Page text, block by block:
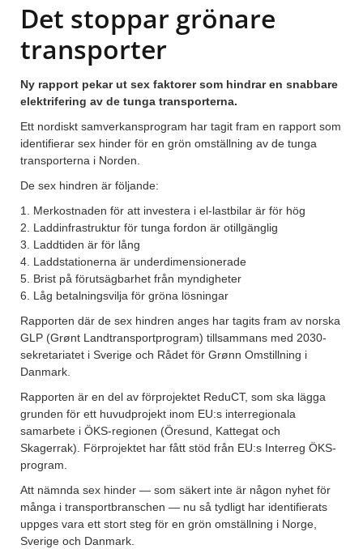
Det stoppar grönare
transporter
Ny rapport pekar ut sex faktorer som hindrar en snabbare
elektrifering av de tunga transporterna.
Ett nordiskt samverkansprogram har tagit fram en rapport som
identifierar sex hinder för en grön omställning av de tunga
transporterna i Norden.
De sex hindren är följande:
1. Merkostnaden för att investera i el-lastbilar är för hög
2. Laddinfrastruktur för tunga fordon är otillgänglig
3. Laddtiden är för lång
4. Laddstationerna är underdimensionerade
5. Brist på förutsägbarhet från myndigheter
6. Låg betalningsvilja för gröna lösningar
Rapporten där de sex hindren anges har tagits fram av norska
GLP (Grønt Landtransportprogram) tillsammans med 2030-
sekretariatet i Sverige och Rådet för Grønn Omstillning i
Danmark.
Rapporten är en del av förprojektet ReduCT, som ska lägga
grunden för ett huvudprojekt inom EU:s interregionala
samarbete i ÖKS-regionen (Öresund, Kattegat och
Skagerrak). Förprojektet har fått stöd från EU:s Interreg ÖKS-
program.
Att nämnda sex hinder — som säkert inte är någon nyhet för
många i transportbranschen — nu så tydligt har identifierats
uppges vara ett stort steg för en grön omställning i Norge,
Sverige och Danmark.